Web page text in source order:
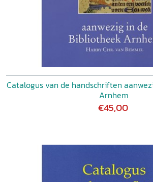
Catalogus van de handschriften
Arnhem
€45,00